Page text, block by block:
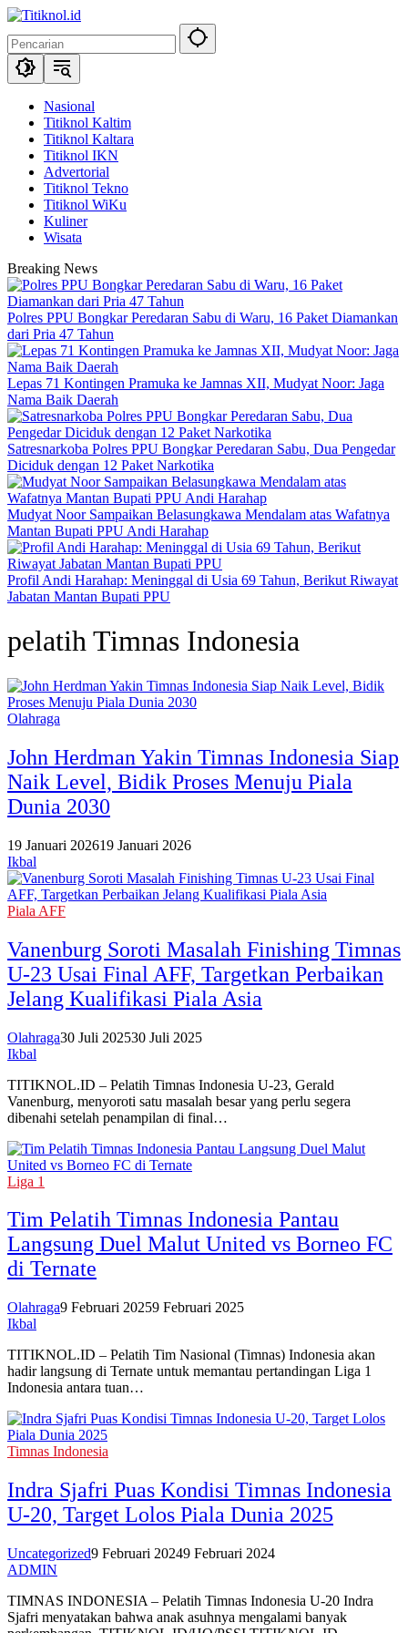
Langsung
konten
Nasional
Titiknol Kaltim
Titiknol Kaltara
Titiknol IKN
Advertorial
Titiknol Tekno
Titiknol WiKu
Kuliner
Wisata
Breaking News
Polres PPU Bongkar Peredaran Sabu di Waru, 16 Paket Diamankan
dari Pria 47 Tahun
Lepas 71 Kontingen Pramuka ke Jamnas XII, Mudyat Noor: Jaga
Nama Baik Daerah
Satresnarkoba Polres PPU Bongkar Peredaran Sabu, Dua Pengedar
Diciduk dengan 12 Paket Narkotika
Mudyat Noor Sampaikan Belasungkawa Mendalam atas Wafatnya
Mantan Bupati PPU Andi Harahap
Profil Andi Harahap: Meninggal di Usia 69 Tahun, Berikut Riwayat
Jabatan Mantan Bupati PPU
pelatih Timnas Indonesia
Olahraga
John Herdman Yakin Timnas Indonesia Siap
Naik Level, Bidik Proses Menuju Piala
Dunia 2030
19 Januari 202619 Januari 2026
Ikbal
Piala AFF
Vanenburg Soroti Masalah Finishing Timnas
U-23 Usai Final AFF, Targetkan Perbaikan
Jelang Kualifikasi Piala Asia‎
Olahraga30 Juli 202530 Juli 2025
Ikbal
TITIKNOL.ID – Pelatih Timnas Indonesia U-23, Gerald
Vanenburg, menyoroti satu masalah besar yang perlu segera
dibenahi setelah penampilan di final…
Liga 1
Tim Pelatih Timnas Indonesia Pantau
Langsung Duel Malut United vs Borneo FC
di Ternate
Olahraga9 Februari 20259 Februari 2025
Ikbal
TITIKNOL.ID – Pelatih Tim Nasional (Timnas) Indonesia akan
hadir langsung di Ternate untuk memantau pertandingan Liga 1
Indonesia antara tuan…
Timnas Indonesia
Indra Sjafri Puas Kondisi Timnas Indonesia
U-20, Target Lolos Piala Dunia 2025
Uncategorized9 Februari 20249 Februari 2024
ADMIN
TIMNAS INDONESIA – Pelatih Timnas Indonesia U-20 Indra
Sjafri menyatakan bahwa anak asuhnya mengalami banyak